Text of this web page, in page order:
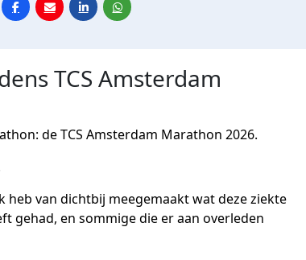
TCS Amsterdam
de TCS Amsterdam Marathon 2026.
heb van dichtbij meegemaakt wat deze ziekte
gehad, en sommige die er aan overleden